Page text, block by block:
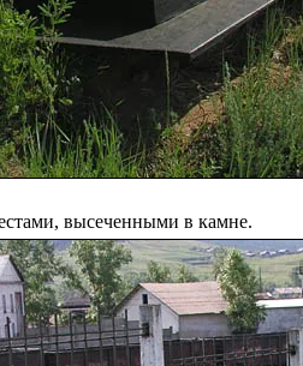
высеченными в камне.